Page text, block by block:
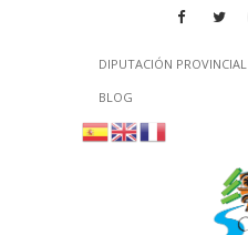
DIPUTACIÓN PROVINCIAL
BLOG